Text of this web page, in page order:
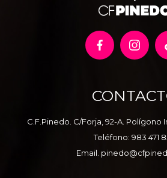
C.F.Pinedo. C/Forja, 92-A. Polígono
Teléfono: 983 471
Email.